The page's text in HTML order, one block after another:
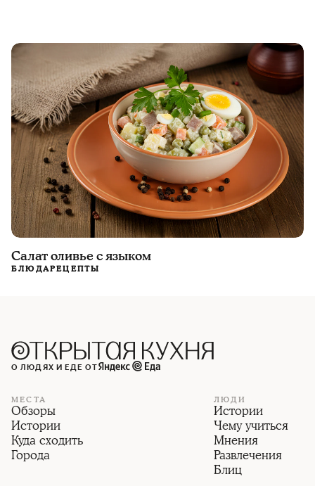
Салат оливье с языком
БЛЮДАРЕЦЕПТЫ
О ЛЮДЯХ И ЕДЕ ОТ
МЕСТА
Обзоры
Истории
Куда сходить
Города
ЛЮДИ
Истории
Чему учиться
Мнения
Развлечения
Блиц